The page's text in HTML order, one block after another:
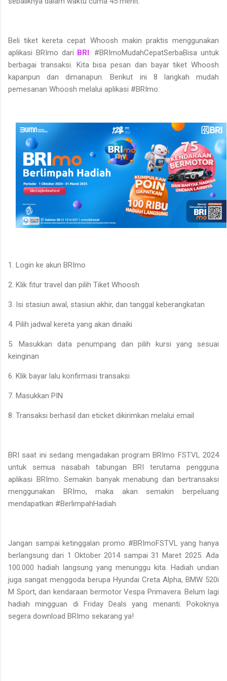
Beli tiket kereta cepat Whoosh makin praktis menggunakan
aplikasi BRImo dari BRI . #BRImoMudahCepatSerbaBisa untuk
berbagai transaksi. Kita bisa pesan dan bayar tiket Whoosh
kapanpun dan dimanapun. Berikut ini 8 langkah mudah
pemesanan Whoosh melalui aplikasi #BRImo:
1. Login ke akun BRImo
2. Klik fitur travel dan pilih Tiket Whoosh
3. Isi stasiun awal, stasiun akhir, dan tanggal keberangkatan
4. Pilih jadwal kereta yang akan dinaiki
5. Masukkan data penumpang dan pilih kursi yang sesuai
keinginan
6. Klik bayar lalu konfirmasi transaksi
7. Masukkan PIN
8. Transaksi berhasil dan eticket dikirimkan melalui email
BRI saat ini sedang mengadakan program BRImo FSTVL 2024
untuk semua nasabah tabungan BRI terutama pengguna
aplikasi BRImo. Semakin banyak menabung dan bertransaksi
menggunakan BRImo, maka akan semakin berpeluang
mendapatkan #BerlimpahHadiah.
Jangan sampai ketinggalan promo #BRImoFSTVL yang hanya
berlangsung dari 1 Oktober 2014 sampai 31 Maret 2025. Ada
100.000 hadiah langsung yang menunggu kita. Hadiah undian
juga sangat menggoda berupa Hyundai Creta Alpha, BMW 520i
M Sport, dan kendaraan bermotor Vespa Primavera. Belum lagi
hadiah mingguan di Friday Deals yang menanti. Pokoknya
segera download BRImo sekarang ya!